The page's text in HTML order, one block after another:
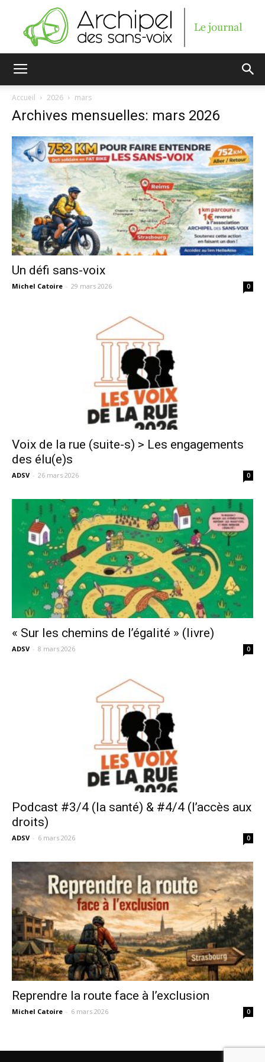
sans-
voix
Accueil 2026 mars
Archives mensuelles: mars 2026
Un défi sans-voix
Michel Catoire - 29 mars 2026 0
Voix de la rue (suite-s) > Les engagements
des élu(e)s
ADSV - 26 mars 2026 0
« Sur les chemins de l’égalité » (livre)
ADSV - 8 mars 2026 0
Podcast #3/4 (la santé) & #4/4 (l’accès aux
droits)
ADSV - 6 mars 2026 0
Reprendre la route face à l’exclusion
Michel Catoire - 6 mars 2026 0